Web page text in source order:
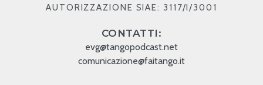
AUTORIZZAZIONE SIAE: 3117/I/3001
CONTATTI:
evg@tangopodcast.net
comunicazione@faitango.it